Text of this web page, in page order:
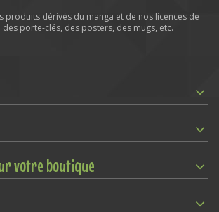
produits dérivés du manga et de nos licences de
des porte-clés, des posters, des mugs, etc.
votre boutique